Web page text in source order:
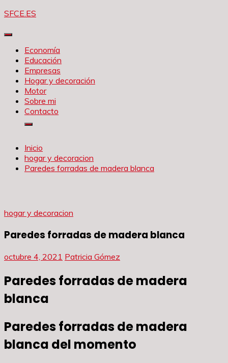
Saltar
contenido
SFCE.ES
Economía
Educación
Empresas
Hogar y decoración
Motor
Sobre mi
Contacto
Inicio
hogar y decoracion
Paredes forradas de madera blanca
hogar y decoracion
Paredes forradas de madera blanca
octubre 4, 2021 Patricia Gómez
Paredes forradas de madera
blanca
Paredes forradas de madera
blanca del momento